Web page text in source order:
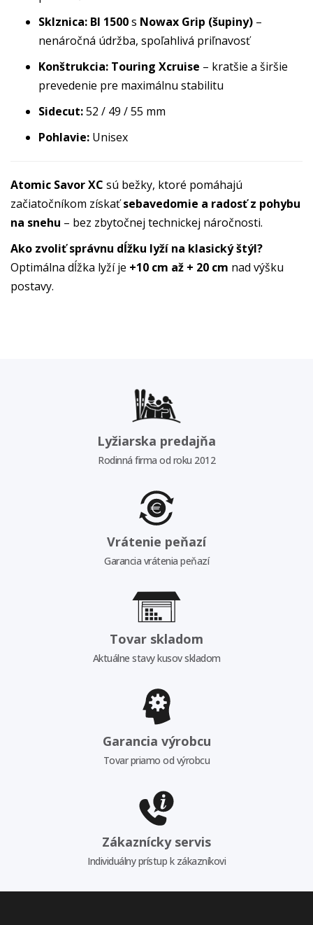
Sklznica: BI 1500s Nowax Grip (šupiny) –
nenáročná údržba, spoľahlivá priľnavosť
Konštrukcia: Touring Xcruise – kratšie a širšie
prevedenie pre maximálnu stabilitu
Sidecut:52 / 49 / 55 mm
Pohlavie: Unisex
Atomic Savor XC sú bežky, ktoré pomáhajú
začiatočníkom získaťsebavedomie a radosť z pohybu
na snehu – bez zbytočnej technickej náročnosti.
Ako zvoliť správnu dĺžku lyží na klasický štýl?
Optimálna dĺžka lyží je +10 cm až + 20 cm nad výšku
postavy.
Lyžiarska predajňa
Rodinná firma od roku 2012
Vrátenie peňazí
Garancia vrátenia peňazí
Tovar skladom
Aktuálne stavy kusov skladom
Garancia výrobcu
Tovar priamo od výrobcu
Zákaznícky servis
Individuálny prístup k zákazníkovi